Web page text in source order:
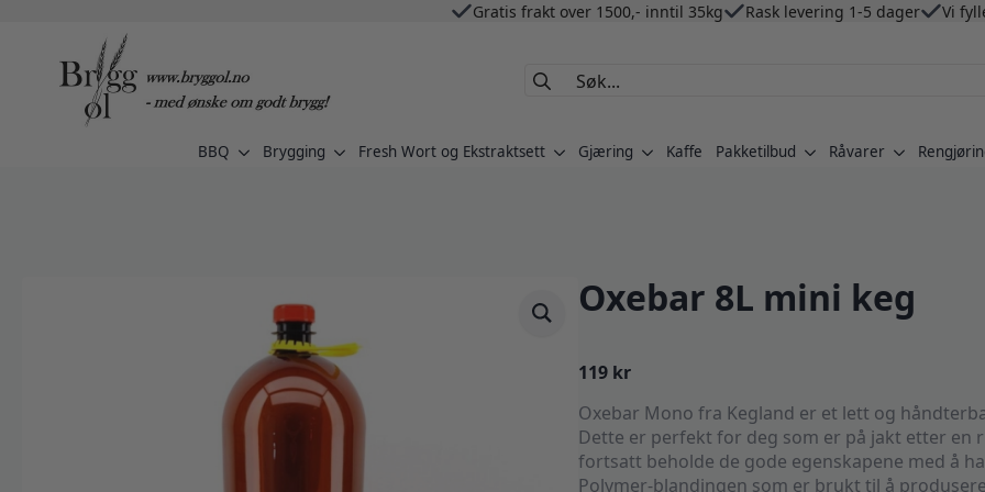
Gratis frakt over 1500,- inntil 35kg Rask levering 1-5 dager Vi
Search
BBQ Brygging Fresh Wort og Ekstraktsett Gjæring Kaffe Pakketilbud Råvarer
Oxebar 8L mini keg
119 kr
Oxebar Mono fra Kegland er et lett og
Dette er perfekt for deg som er på jakt etter en
fortsatt beholde de gode egenskapene med å
Polymer-blandingen som er brukt til å